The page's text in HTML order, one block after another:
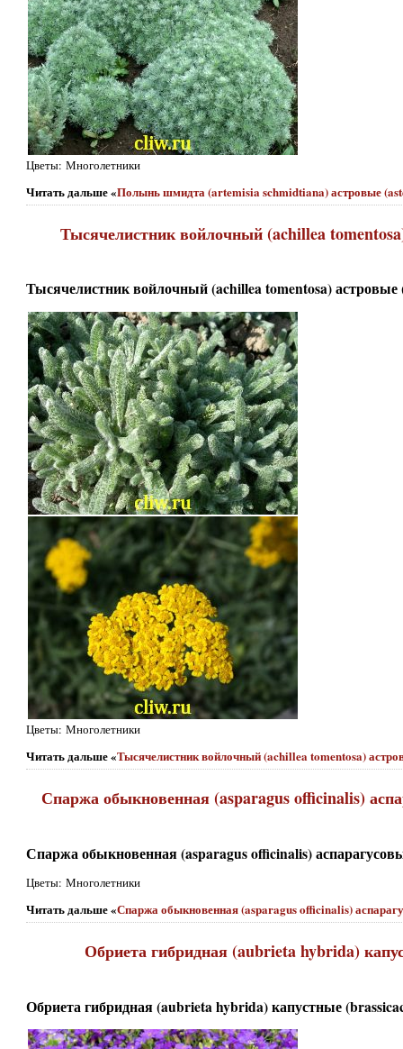
Цветы: Многолетники
Читать дальше «Полынь шмидта (artemisia schmidtiana) астровые
Тысячелистник войлочный (achillea
Тысячелистник войлочный (achillea tomentosa) астровые
Цветы: Многолетники
Читать дальше «Тысячелистник войлочный (achillea tomentosa)
Спаржа обыкновенная (asparagus officinalis)
Спаржа обыкновенная (asparagus officinalis)
Цветы: Многолетники
Читать дальше «Спаржа обыкновенная (asparagus officinalis)
Обриета гибридная (aubrieta hybrida)
Обриета гибридная (aubrieta hybrida) капустные